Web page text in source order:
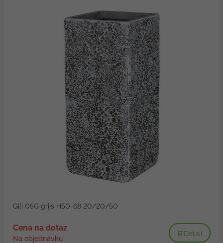
Gili 05G grijs H50-68 20/20/50
Cena na dotaz
Na objednávku
Detail